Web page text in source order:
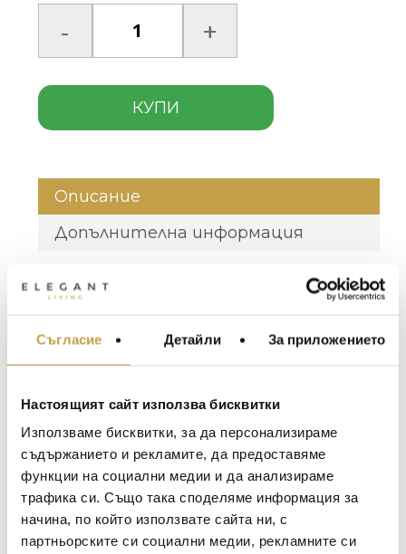
Съгласие Детайли За приложението
Настоящият сайт използва бисквитки
Използваме бисквитки, за да персонализираме
съдържанието и рекламите, да предоставяме
функции на социални медии и да анализираме
трафика си. Също така споделяме информация за
начина, по който използвате сайта ни, с
партньорските си социални медии, рекламните си
КУПИ
Описание
Допълнителна информация
Материал /
Material
Мрамор, стомана /
Размери /
Dimensions
H74, Dia. 180 cm
* Посочената цена е за модел с кръгъл
плот Calacatta Matte и основи с финиш Gold
Shadow. Възможни са други размери и
финиши при запитване.
FENDI CASA – колекция, представяща
атмосферата, в която ценителите на
стила Fendi избират да живеят.
МЕБЕЛИ ЗА ДОМА И
ЗА МАСАТА
ТЕКСТИЛ ЗА ДОМА
АРОМАТИ ЗА ДОМА
ИЗКУСТВО И КНИГИ
BACCARAT
TOM DIXON
MICHAEL ARAM
ASSOULINE